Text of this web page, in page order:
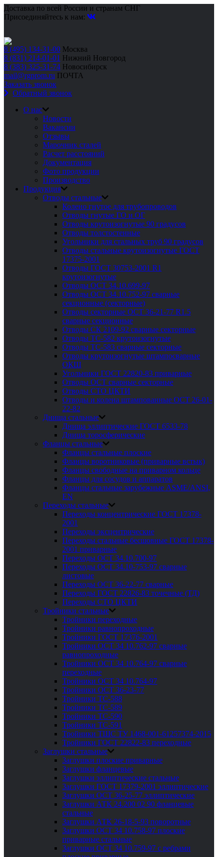
Доставка по всей России и странам СНГ
Присоединяйтесь к нам:
8 (495) 134-31-00 Москва
8 (831) 214-01-01 Нижний Новгород
8 (383) 325-31-74 Новосибирск
mail@rgprom.ru ПОЧТА
Заказать звонок
Обратный звонок
О нас
Новости
Вакансии
Отзывы
Марочник сталей
Расчет расстояний
Документация
Фото продукции
Производство
Продукция
Отводы стальные
Колено гнутое для трубопроводов
Отводы гнутые ГО и ОГ
Отводы крутоизогнутые 90 градусов
Отводы толстостенные
Угольники для стальных труб 90 градусов
Отводы стальные крутоизогнутые ГОСТ
17375-2001
Отводы ГОСТ 30753-2001 R1
крутоизогнутые
Отводы ОСТ 34.10.699-97
Отводы ОСТ 34.10.752-97 сварные
секционные (секторные)
Отводы секторные ОСТ 36-21-77 R1.5
сварные секционные
Отводы СК 2109-92 сварные секторные
Отводы ТС-582 крутоизогнутые
Отводы ТС-583 сварные секторные
Отводы крутоизогнутые штампосварные
ОКШ
Угольники ГОСТ 22820-83 приварные
Отводы ОСТ сварные секторные
Отводы СТО ЦКТИ
Отводы и колена штампованные ОСТ 26-01-
22-82
Днища стальные
Днища эллиптические ГОСТ 6533-78
Днища торосферические
Фланцы стальные
Фланцы стальные плоские
Фланцы воротниковые (приварные встык)
Фланцы свободные на приварном кольце
Фланцы для сосудов и аппаратов
Фланцы стальные зарубежные ASME/ANSI,
EN
Переходы стальные
Переходы концентрические ГОСТ 17378-
2001
Переходы эксцентрические
Переходы стальные бесшовные ГОСТ 17378-
2001 приварные
Переходы ОСТ 34.10.700-97
Переходы ОСТ 34.10-753-97 сварные
листовые
Переходы ОСТ 36-22-77 сварные
Переходы ГОСТ 22826-83 точечные (ТД)
Переходы СТО ЦКТИ
Тройники стальные
Тройники переходные
Тройники равнопроходные
Тройники ГОСТ 17376-2001
Тройники ОСТ 34 10.762-97 сварные
равнопроходные
Тройники ОСТ 34 10.764-97 сварные
переходные
Тройники ОСТ 34 10.764-97
Тройники ОСТ 36-23-77
Тройники ТС-588
Тройники ТС-589
Тройники ТС-590
Тройники ТС-591
Тройники ТШС ТУ 1468-001-61257374-2015
Тройники ГОСТ 22822-83 переходные
Заглушки стальные
Заглушки плоские приварные
Заглушки фланцевые
Заглушки эллиптические стальные
Заглушки ГОСТ 17379-2001 эллиптические
Заглушки ОСТ 36-25-77 эллиптические
Заглушки АТК 24.200 02 90 фланцевые
стальные
Заглушки АТК 26-18-5-93 поворотные
Заглушки ОСТ 34 10.758-97 плоские
приварные стальные
Заглушки ОСТ 34 10.759-97 с ребрами